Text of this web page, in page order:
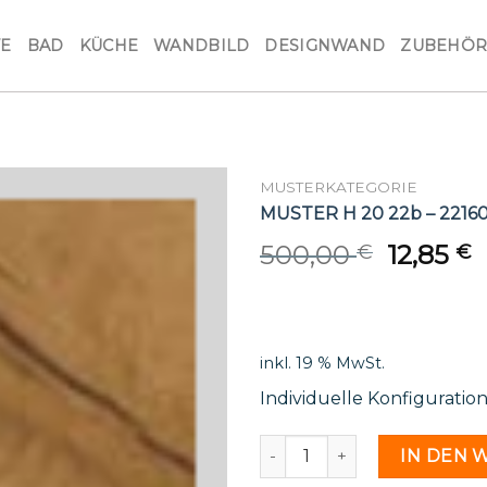
BAD KÜCHE WANDBILD DESIGNWAND ZUBEHÖR
MUSTERKATEGORIE
MUSTER H 20 22b –
500,00€
Original
12,85€
inkl. 19 % MwSt.
Individuelle Konfiguration
MUSTER H 20 22b -IN DEN